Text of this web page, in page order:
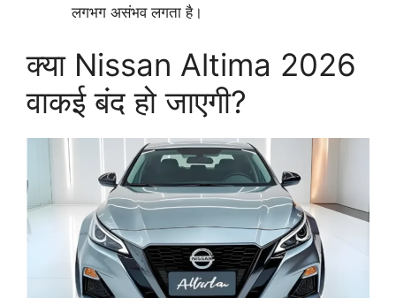
लगभग असंभव लगता है।
क्या Nissan Altima 2026
वाकई बंद हो जाएगी?